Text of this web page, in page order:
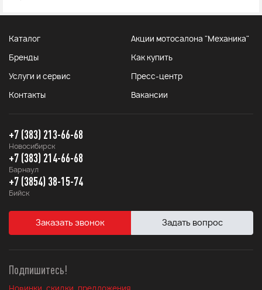
Каталог Акции мотосалона "Механика"
Бренды Как купить
Услуги и сервис Пресс-центр
Контакты Вакансии
+7 (383) 213-66-68
Новосибирск
+7 (383) 214-66-68
Барнаул
+7 (3854) 38-15-74
Бийск
Заказать звонок Задать вопрос
Подпишитесь!